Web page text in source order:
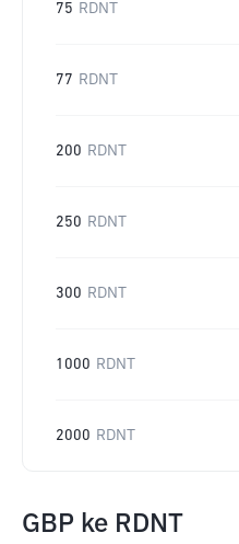
75 RDNT
77 RDNT
200 RDNT
250 RDNT
300 RDNT
1000 RDNT
2000 RDNT
GBP ke RDNT